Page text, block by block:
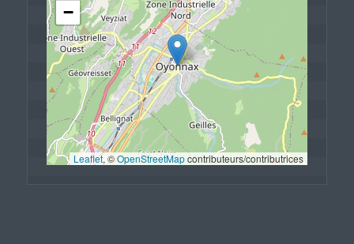
−
Leaflet, © OpenStreetMap contributeurs/contributrices